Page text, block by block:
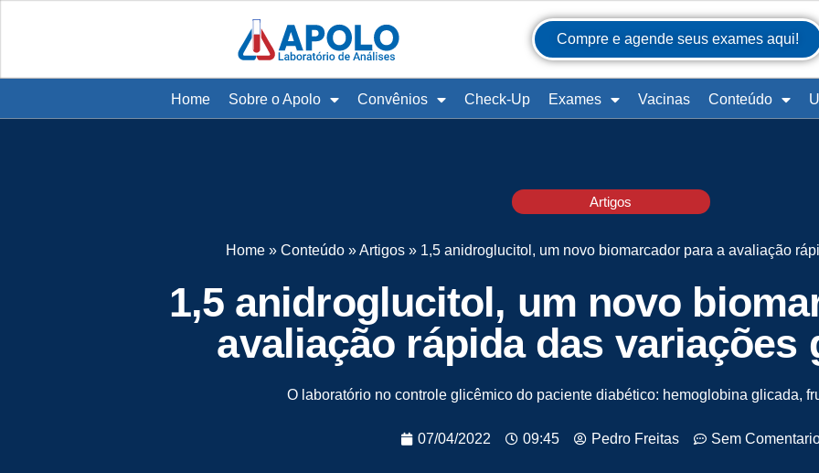
Compre e agende seus exames aqui!
Home Sobre o Apolo Convênios Check-Up Exames Vacinas Conteúdo
Artigos
Home» Conteúdo»Artigos» 1,5 anidroglucitol, um novo biomarcador para a avaliação
1,5 anidroglucitol, um novo
avaliação rápida das variações
O laboratório no controle glicêmico do paciente diabético: hemoglobina glicada,
07/04/2022 09:45 Pedro Freitas Sem